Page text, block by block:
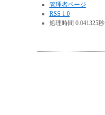
管理者ページ
RSS 1.0
処理時間 0.041325秒